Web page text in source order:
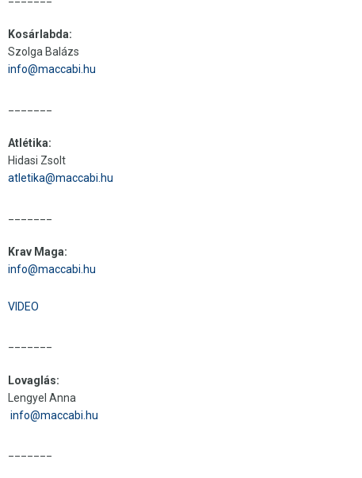
Kosárlabda:
Szolga Balázs
info@maccabi.hu
Atlétika:
Hidasi Zsolt
atletika@maccabi.hu
Krav Maga:
info@maccabi.hu
VIDEO
Lovaglás:
Lengyel Anna
info@maccabi.hu